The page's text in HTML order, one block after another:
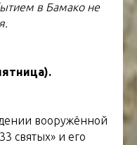
в Бамако не
вооружённой
святых» и его